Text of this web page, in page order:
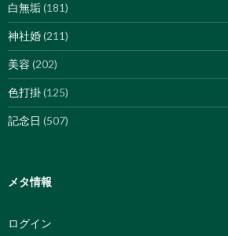
白無垢(181)
神社婚(211)
美容 (202)
色打掛(125)
記念日 (507)
メタ情報
ログイン